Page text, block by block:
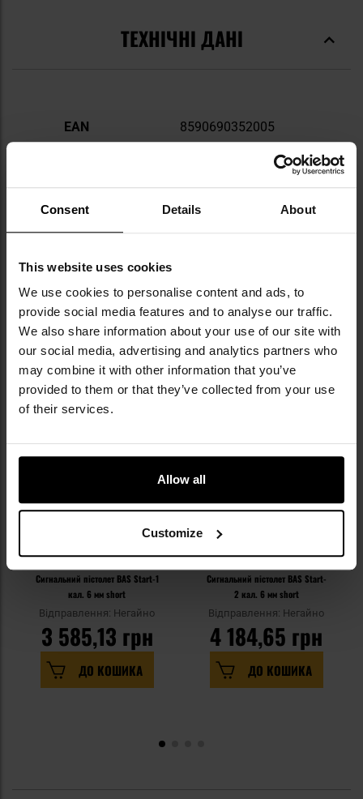
Consent Details About
This website uses cookies
We use cookies to personalise content and ads, to
provide social media features and to analyse our traffic.
We also share information about your use of our site with
our social media, advertising and analytics partners who
may combine it with other information that you’ve
provided to them or that they’ve collected from your use
of their services.
Allow all
Customize
ТЕХНІЧНІ ДАНІ
Докладніше
EAN
8590690352005
Виробник
Sellier&Bellot
ВАРТО ДОКУПИТИ
ПІДІБРАНІ ДЛЯ ВАС
Сигнальний пістолет BAS Start-1
кал. 6 мм short
Відправлення: Негайно
3 585,13 грн
ДО КОШИКА
Сигнальний пістолет BAS Start-
2 кал. 6 мм short
Відправлення: Негайно
4 184,65 грн
ДО КОШИКА